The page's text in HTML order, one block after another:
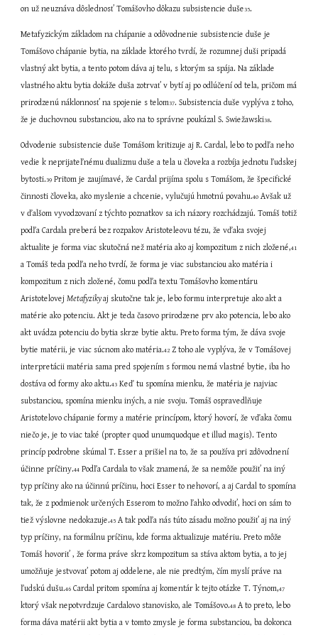
on už neuznáva dôslednosť Tomášovho dôkazu subsistencie duše35.
Metafyzickým základom na chápanie a odôvodnenie subsistencie duše je
Tomášovo chápanie bytia, na základe ktorého tvrdí, že rozumnej duši pripadá
vlastný akt bytia, a tento potom dáva aj telu, s ktorým sa spája. Na základe
vlastného aktu bytia dokáže duša zotrvať v bytí aj po odlúčení od tela, pričom má
prirodzenú náklonnosť na spojenie s telom37. Subsistencia duše vyplýva z toho,
že je duchovnou substanciou, ako na to správne poukázal S. Swiežawski38.
Odvodenie subsistencie duše Tomášom kritizuje aj R. Cardal, lebo to podľa neho
vedie k neprijateľnému dualizmu duše a tela u človeka a rozbíja jednotu ľudskej
bytosti.39 Pritom je zaujímavé, že Cardal prijíma spolu s Tomášom, že špecifické
činnosti človeka, ako myslenie a chcenie, vylučujú hmotnú povahu.40 Avšak už
v ďalšom vyvodzovaní z týchto poznatkov sa ich názory rozchádzajú. Tomáš totiž
podľa Cardala preberá bez rozpakov Aristoteleovu tézu, že vďaka svojej
aktualite je forma viac skutočná než matéria ako aj kompozitum z nich zložené,41
a Tomáš teda podľa neho tvrdí, že forma je viac substanciou ako matéria i
kompozitum z nich zložené, čomu podľa textu Tomášovho komentáru
Aristotelovej Metafyziky aj skutočne tak je, lebo formu interpretuje ako akt a
matérie ako potenciu. Akt je teda časovo prirodzene prv ako potencia, lebo ako
akt uvádza potenciu do bytia skrze bytie aktu. Preto forma tým, že dáva svoje
bytie matérii, je viac súcnom ako matéria.42 Z toho ale vyplýva, že v Tomášovej
interpretácii matéria sama pred spojením s formou nemá vlastné bytie, iba ho
dostáva od formy ako aktu.43 Keď tu spomína mienku, že matéria je najviac
substanciou, spomína mienku iných, a nie svoju. Tomáš ospravedlňuje
Aristotelovo chápanie formy a matérie princípom, ktorý hovorí, že vďaka čomu
niečo je, je to viac také (propter quod unumquodque et illud magis). Tento
princíp podrobne skúmal T. Esser a prišiel na to, že sa používa pri zdôvodnení
účinne príčiny.44 Podľa Cardala to však znamená, že sa nemôže použiť na iný
typ príčiny ako na účinnú príčinu, hoci Esser to nehovorí, a aj Cardal to spomína
tak, že z podmienok určených Esserom to možno ľahko odvodiť, hoci on sám to
tiež výslovne nedokazuje.45 A tak podľa nás túto zásadu možno použiť aj na iný
typ príčiny, na formálnu príčinu, kde forma aktualizuje matériu. Preto môže
Tomáš hovoriť , že forma práve skrz kompozitum sa stáva aktom bytia, a to jej
umožňuje jestvovať potom aj oddelene, ale nie predtým, čím myslí práve na
ľudskú dušu.46 Cardal pritom spomína aj komentár k tejto otázke T. Týnom,47
ktorý však nepotvrdzuje Cardalovo stanovisko, ale Tomášovo.48 A to preto, lebo
forma dáva matérii akt bytia a v tomto zmysle je forma substanciou, ba dokonca